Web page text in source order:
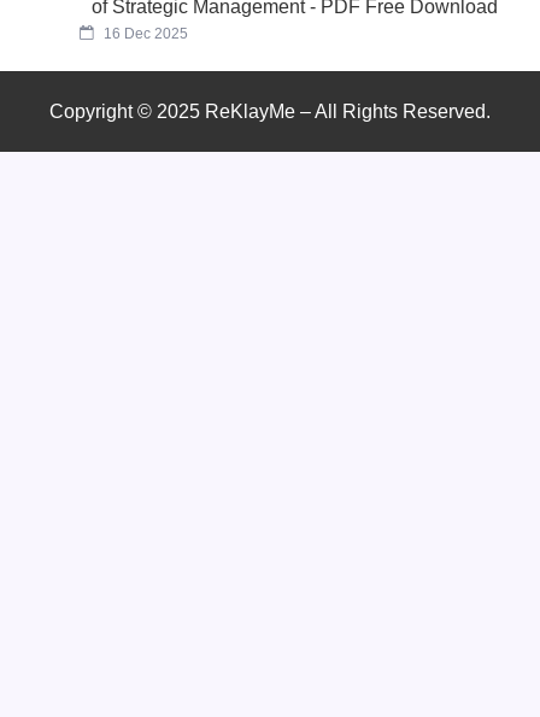
of Strategic Management - PDF Free Download
16 Dec 2025
Copyright © 2025 ReKlayMe – All Rights Reserved.